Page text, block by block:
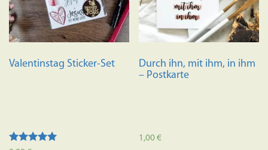
Valentinstag Sticker-Set
Durch ihn, mit ihm, in ihm
– Postkarte
1,00€